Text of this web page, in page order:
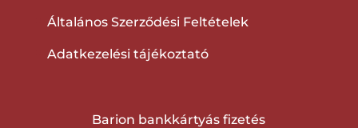
Általános Szerződési Feltételek
Adatkezelési tájékoztató
Barion bankkártyás fizetés